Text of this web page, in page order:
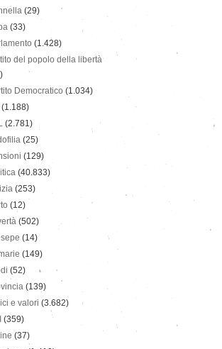
(29)
(33)
(1.428)
del popolo della libertà
Democratico (1.034)
(1.188)
(2.781)
(25)
(129)
(40.833)
(253)
(12)
(502)
(14)
(149)
(52)
(139)
e valori (3.682)
(359)
(37)